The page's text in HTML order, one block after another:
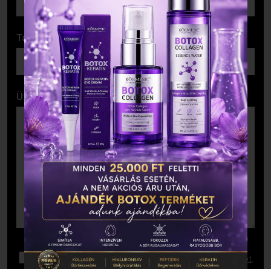
Tárgy
Üzenet
Elolvastam és elfogadom az Adatkezelési Tájékoztatót